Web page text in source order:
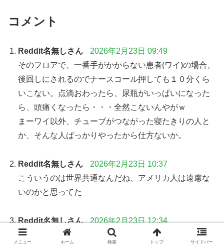
コメント
Reddit名無しさん
2026年2月23日 09:49
そのフロアで、一番手がかからない患者(ワイ)の場合、
後回しにされるのでナースコール押しても１０分くら
いこない。点滴おわったら、尿瓶がいっぱいになった
ら、頭痛くなったら・・・全然こないんやがｗ
まーワイ以外、チューブがつながった寝たきりの人と
か、そんな人ばっかりやったから仕方ないか。
Reddit名無しさん
2026年2月23日 10:37
こういうのは世界共通なんだね、アメリカ人は遠慮な
いのかと思ってた
Reddit名無しさん
2026年2月23日 12:34
>>1
メニュー ホーム 検索 トップ サイドバー